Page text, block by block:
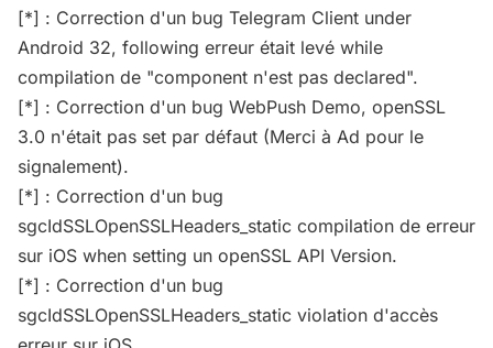
[*] : Correction d'un bug Telegram Client under
Android 32, following erreur était levé while
compilation de "component n'est pas declared".
[*] : Correction d'un bug WebPush Demo, openSSL
3.0 n'était pas set par défaut (Merci à Ad pour le
signalement).
[*] : Correction d'un bug
sgcIdSSLOpenSSLHeaders_static compilation de erreur
sur iOS when setting un openSSL API Version.
[*] : Correction d'un bug
sgcIdSSLOpenSSLHeaders_static violation d'accès